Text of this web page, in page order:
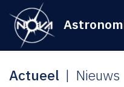
Actueel Nieuws